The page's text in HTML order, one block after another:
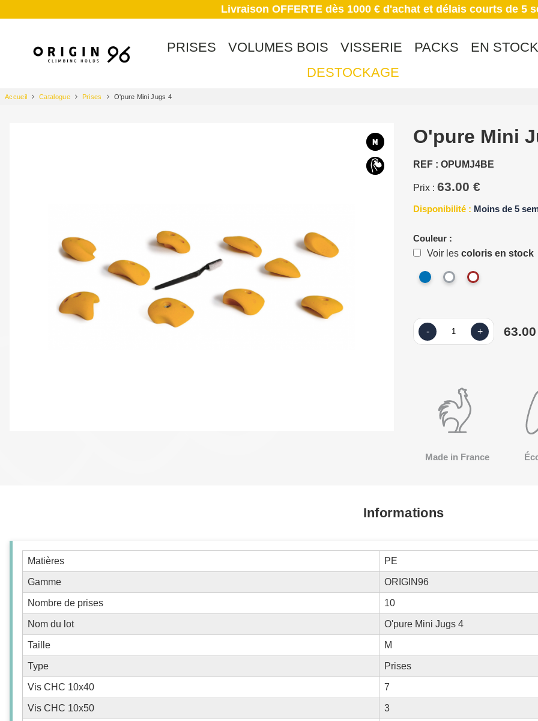
Livraison OFFERTE dès 1000 € d'achat et délais courts de 5
PRISES VOLUMES BOIS VISSERIE PACKS
EN STOCK
DESTOCKAGE
Accueil Catalogue Prises O'pure Mini Jugs 4
O'pure Mini
REF : OPUMJ4BE
Prix : 63.00 €
Disponibilité : Moins de 5
Couleur :
Voir les coloris en stock
- + 63.00
Made in France
Informations
Matières PE
Gamme ORIGIN96
Nombre de prises 10
Nom du lot O'pure Mini Jugs 4
Taille M
Type Prises
Vis CHC 10x40 7
Vis CHC 10x50 3